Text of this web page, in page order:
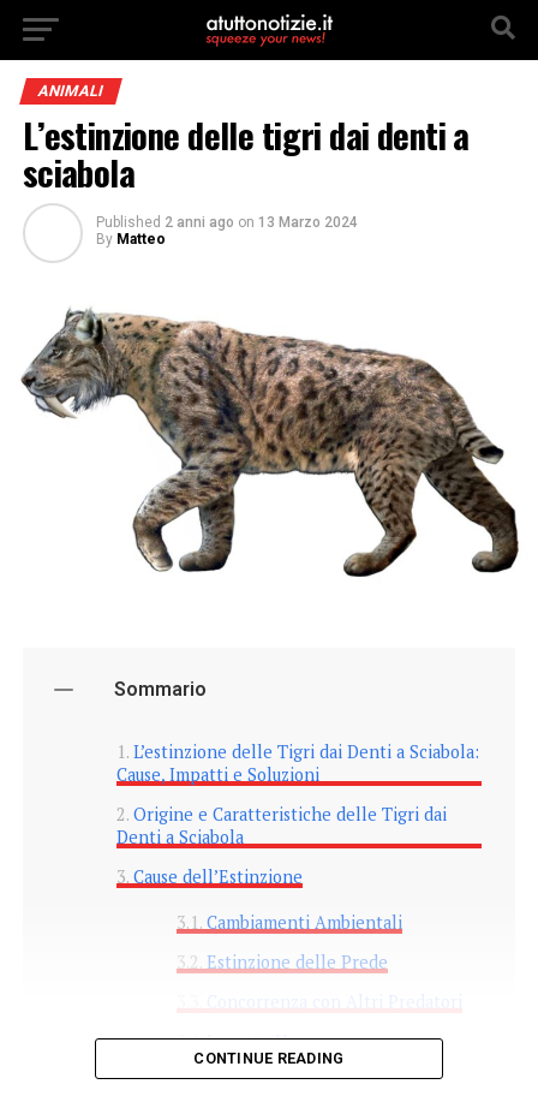
ANIMALI
L’estinzione delle tigri dai denti a
sciabola
Published 2 anni ago on 13 Marzo 2024
By Matteo
Sommario
L’estinzione delle Tigri dai Denti a Sciabola:
Cause, Impatti e Soluzioni
Origine e Caratteristiche delle Tigri dai
Denti a Sciabola
Cause dell’Estinzione
Cambiamenti Ambientali
Estinzione delle Prede
Concorrenza con Altri Predatori
Impatto Umano
CONTINUE READING